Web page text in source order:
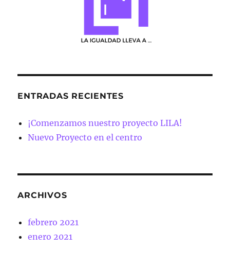
ENTRADAS RECIENTES
¡Comenzamos nuestro proyecto LILA!
Nuevo Proyecto en el centro
ARCHIVOS
febrero 2021
enero 2021